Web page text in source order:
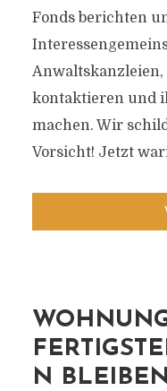
Fonds berichten
kontaktieren und
machen. Wir
Vorsicht! Jetzt
N